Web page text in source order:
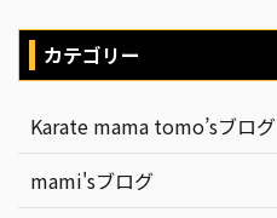
カテゴリー
Karate mama tomo’sブログ
mami'sブログ